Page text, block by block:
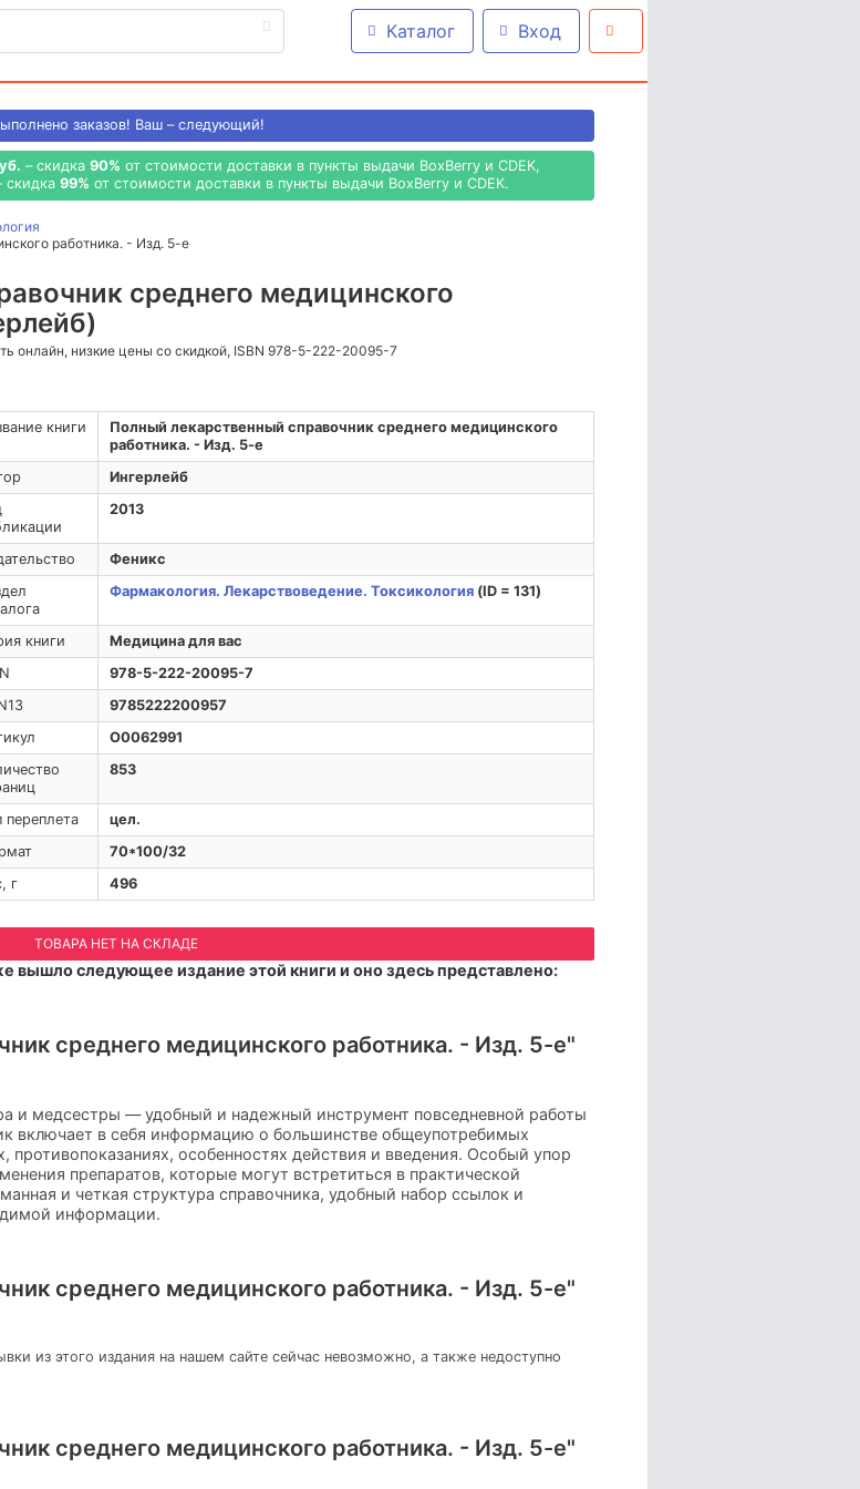
Каталог Вход
заказов! Ваш – следующий!
– скидка 90% от стоимости доставки в пункты выдачи BoxBerry и CDEK,
99% от стоимости доставки в пункты выдачи BoxBerry и CDEK.
работника. - Изд. 5-е
среднего медицинского
онлайн, низкие цены со скидкой, ISBN 978-5-222-20095-7
книги
Полный лекарственный справочник среднего медицинского
работника. - Изд. 5-е
Ингерлейб
2013
Феникс
Фармакология. Лекарствоведение. Токсикология(ID = 131)
книги
Медицина для вас
978-5-222-20095-7
9785222200957
O0062991
853
переплета
цел.
70*100/32
г
496
ТОВАРА НЕТ НА СКЛАДЕ
вышло следующее издание этой книги и оно здесь представлено:
среднего медицинского работника. - Изд. 5-е"
и медсестры — удобный и надежный инструмент повседневной работы
включает в себя информацию о большинстве общеупотребимых
противопоказаниях, особенностях действия и введения. Особый упор
препаратов, которые могут встретиться в практической
и четкая структура справочника, удобный набор ссылок и
информации.
среднего медицинского работника. - Изд. 5-е"
из этого издания на нашем сайте сейчас невозможно, а также недоступно
среднего медицинского работника. - Изд. 5-е"